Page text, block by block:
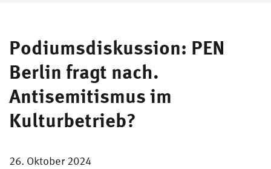
Podiumsdiskussion: PEN
Berlin fragt nach.
Antisemitismus im
Kulturbetrieb?
26. Oktober 2024